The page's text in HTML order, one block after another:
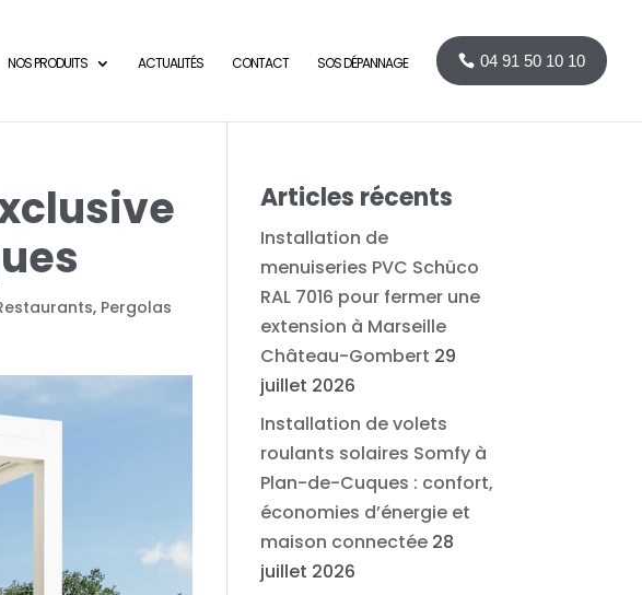
NOS PRODUITS ACTUALITÉS CONTACT SOS DÉPANNAGE 04 91 50 10 10
, Pergolas
Articles récents
Installation de
menuiseries PVC Schüco
RAL 7016 pour fermer une
extension à Marseille
Château-Gombert 29
juillet 2026
Installation de volets
roulants solaires Somfy à
Plan-de-Cuques : confort,
économies d’énergie et
maison connectée 28
juillet 2026